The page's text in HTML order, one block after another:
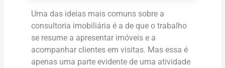
Uma das ideias mais comuns sobre a
consultoria imobiliária é a de que o trabalho
se resume a apresentar imóveis e a
acompanhar clientes em visitas. Mas essa é
apenas uma parte evidente de uma atividade